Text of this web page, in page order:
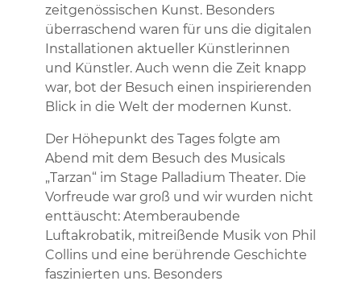
zeitgenössischen Kunst. Besonders
überraschend waren für uns die digitalen
Installationen aktueller Künstlerinnen
und Künstler. Auch wenn die Zeit knapp
war, bot der Besuch einen inspirierenden
Blick in die Welt der modernen Kunst.
Der Höhepunkt des Tages folgte am
Abend mit dem Besuch des Musicals
„Tarzan“ im Stage Palladium Theater. Die
Vorfreude war groß und wir wurden nicht
enttäuscht: Atemberaubende
Luftakrobatik, mitreißende Musik von Phil
Collins und eine berührende Geschichte
faszinierten uns. Besonders